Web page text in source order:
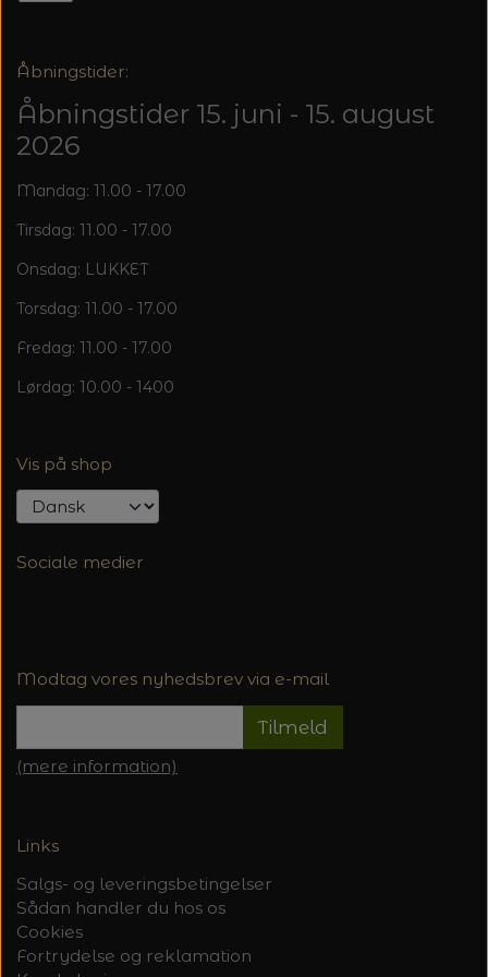
Åbningstider:
Åbningstider 15. juni - 15. august
2026
Mandag: 11.00 - 17.00
Tirsdag: 11.00 - 17.00
Onsdag: LUKKET
Torsdag: 11.00 - 17.00
Fredag: 11.00 - 17.00
Lørdag: 10.00 - 1400
Vis på shop
Sociale medier
Modtag vores nyhedsbrev via e-mail
Tilmeld
(mere information)
Links
Salgs- og leveringsbetingelser
Sådan handler du hos os
Cookies
Fortrydelse og reklamation